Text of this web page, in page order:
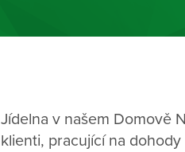
Jídelna v našem Domově
klienti, pracující na